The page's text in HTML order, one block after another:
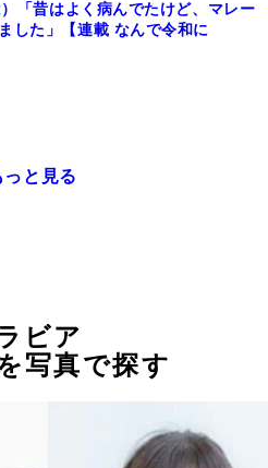
「昔はよく病んでたけど、マレー
した」【連載 なんで令和に
と見る
ビア
写真で探す